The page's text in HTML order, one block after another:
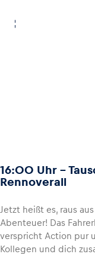
16:00 Uhr -
Rennoverall
Jetzt heißt es, raus
Abenteuer! Das
verspricht Action pur
Kollegen und dich